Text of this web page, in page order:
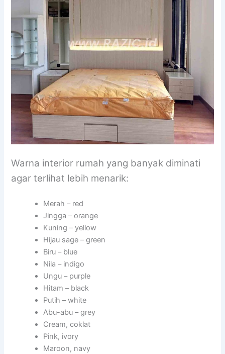
Warna interior rumah yang banyak diminati
agar terlihat lebih menarik:
Merah – red
Jingga – orange
Kuning – yellow
Hijau sage – green
Biru – blue
Nila – indigo
Ungu – purple
Hitam – black
Putih – white
Abu-abu – grey
Cream, coklat
Pink, ivory
Maroon, navy